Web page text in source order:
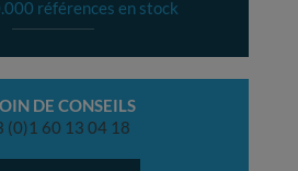
références en stock
DE CONSEILS
(0)1 60 13 04 18